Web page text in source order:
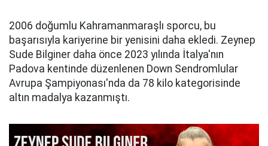
2006 doğumlu Kahramanmaraşlı sporcu, bu
başarısıyla kariyerine bir yenisini daha ekledi. Zeynep
Sude Bilginer daha önce 2023 yılında İtalya'nın
Padova kentinde düzenlenen Down Sendromlular
Avrupa Şampiyonası'nda da 78 kilo kategorisinde
altın madalya kazanmıştı.